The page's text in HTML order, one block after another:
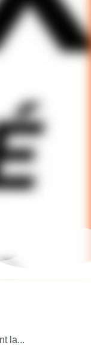
la...